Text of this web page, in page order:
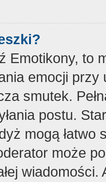
Emotikony, to
emocji
smutek.
postu.
mogą
może